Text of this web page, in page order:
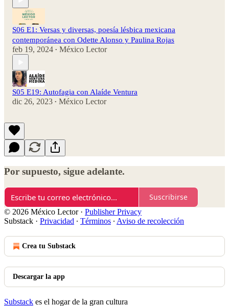
S06 E1: Versas y diversas, poesía lésbica mexicana
contemporánea con Odette Alonso y Paulina Rojas
feb 19, 2024 • México Lector
S05 E19: Autofagia con Alaíde Ventura
dic 26, 2023 • México Lector
Por supuesto, sigue adelante.
Suscribirse
© 2026 México Lector· Publisher Privacy
Substack · Privacidad ∙ Términos ∙ Aviso de recolección
Crea tu Substack
Descargar la app
Substack es el hogar de la gran cultura